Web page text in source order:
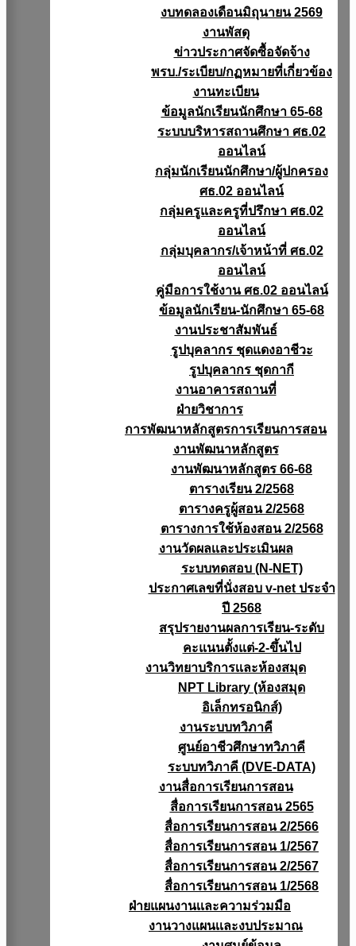
งบทดลองเดือนมิถุนายน 2569
งานพัสดุ
ข่าวประกาศจัดซื้อจัดจ้าง
พรบ./ระเบียบ/กฏหมายที่เกี่ยวข้อง
งานทะเบียน
ข้อมูลนักเรียนนักศึกษา 65-68
ระบบบริหารสถานศึกษา ศธ.02
ออนไลน์
กลุ่มนักเรียนนักศึกษา/ผู้ปกครอง
ศธ.02 ออนไลน์
กลุ่มครูและครูที่ปรึกษา ศธ.02
ออนไลน์
กลุ่มบุคลากร/เจ้าหน้าที่ ศธ.02
ออนไลน์
คู่มือการใช้งาน ศธ.02 ออนไลน์
ข้อมูลนักเรียน-นักศึกษา 65-68
งานประชาสัมพันธ์
รูปบุคลากร ชุดแดงอาชีวะ
รูปบุคลากร ชุดกากี
งานอาคารสถานที่
ฝ่ายวิชาการ
การพัฒนาหลักสูตรการเรียนการสอน
งานพัฒนาหลักสูตร
งานพัฒนาหลักสูตร 66-68
ตารางเรียน 2/2568
ตารางครูผู้สอน 2/2568
ตารางการใช้ห้องสอน 2/2568
งานวัดผลเเละประเมินผล
ระบบทดสอบ (N-NET)
ประกาศเลขที่นั่งสอบ v-net ประจำ
ปี 2568
สรุปรายงานผลการเรียน-ระดับ
คะแนนตั้งแต่-2-ขึ้นไป
งานวิทยาบริการเเละห้องสมุด
NPT Library (ห้องสมุด
อิเล็กทรอนิกส์)
งานระบบทวิภาคี
ศูนย์อาชีวศึกษาทวิภาคี
ระบบทวิภาคี (DVE-DATA)
งานสื่อการเรียนการสอน
สื่อการเรียนการสอน 2565
สื่อการเรียนการสอน 2/2566
สื่อการเรียนการสอน 1/2567
สื่อการเรียนการสอน 2/2567
สื่อการเรียนการสอน 1/2568
ฝ่ายแผนงานเเละความร่วมมือ
งานวางแผนเเละงบประมาณ